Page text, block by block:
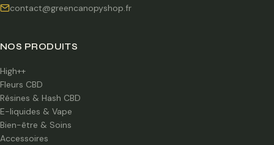
contact@greencanopyshop.fr
NOS PRODUITS
High++
Fleurs CBD
Résines & Hash CBD
E-liquides & Vape
Bien-être & Soins
Accessoires